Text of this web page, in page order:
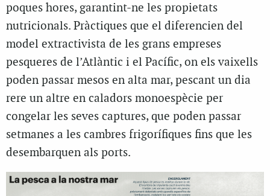
poques hores, garantint-ne les propietats
nutricionals. Pràctiques que el diferencien del
model extractivista de les grans empreses
pesqueres de l’Atlàntic i el Pacífic, on els vaixells
poden passar mesos en alta mar, pescant un dia
rere un altre en caladors monoespècie per
congelar les seves captures, que poden passar
setmanes a les cambres frigorífiques fins que les
desembarquen als ports.